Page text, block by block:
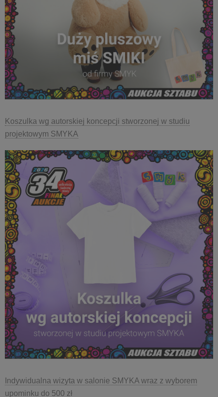
Koszulka wg autorskiej koncepcji stworzonej w studiu
projektowym SMYKA
Indywidualna wizyta w salonie SMYKA wraz z wyborem
upominku do 500 zł